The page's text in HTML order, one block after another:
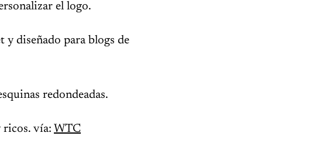
el logo.
y diseñado para blogs de
redondeadas.
ricos. vía: WTC